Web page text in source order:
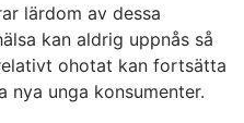
lärdom av dessa
kan aldrig uppnås så
ohotat kan fortsätta
nya unga konsumenter.